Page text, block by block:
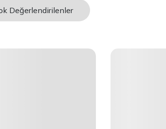
Değerlendirilenler